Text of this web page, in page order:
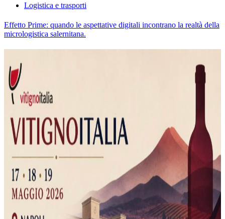
Logistica e trasporti
Effetto Prime: quando le aspettative digitali incontrano la realtà della
micrologistica salernitana.